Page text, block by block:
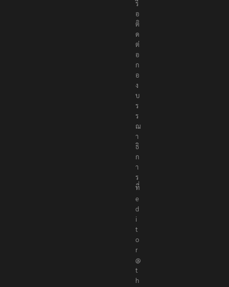
ว
ห
รื
อ
ติ
ด
ต่
อ
ก
อ
ง
บ
ร
ร
ณ
า
ธิ
ก
า
ร
ที่
e
d
i
t
o
r
@